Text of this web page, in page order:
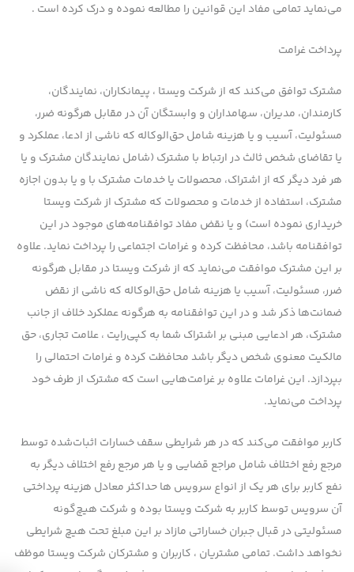
می‌نماید تمامی مفاد این قوانین را مطالعه نموده و درک کرده است .
پرداخت غرامت
مشترك توافق می‌كند كه از شرکت ویستا ، پیمانكاران، نمایندگان،
كارمندان، مدیران، سهامداران و وابستگان آن در مقابل هرگونه ضرر،
مسئولیت، آسیب و یا هزینه شامل حق‌الوکاله كه ناشی از ادعا، عملكرد و
یا تقاضای شخص ثالث در ارتباط با مشترك (شامل نمایندگان مشترك و یا
هر فرد دیگر كه از اشتراك، محصولات یا خدمات مشترك با و یا بدون اجازه
مشترك، استفاده از خدمات و محصولات كه مشترك از شرکت ویستا
خریداری نموده است) و یا نقض مفاد توافقنامه‌های موجود در این
توافقنامه باشد، محافظت كرده و غرامات اجتماعی را پرداخت نماید. علاوه
بر این مشترك موافقت می‌نماید كه از شرکت ویستا در مقابل هرگونه
ضرر، مسئولیت، آسیب یا هزینه شامل حق‌الوکاله كه ناشی از نقض
ضمانت‌ها ذكر شد و در این توافقنامه به هرگونه عملكرد خلاف از جانب
مشترك، هر ادعایی مبنی بر اشتراك شما به كپی‌رایت ، علامت تجاری، حق
مالكیت معنوی شخص دیگر باشد محافظت كرده و غرامات احتمالی را
بپردازد. این غرامات علاوه بر غرامت‌هایی است كه مشترك از طرف خود
پرداخت می‌نماید.
کاربر موافقت می‌کند كه در هر شرایطی سقف خسارات اثبات‌شده توسط
مرجع رفع اختلاف شامل مراجع قضایی و یا هر مرجع رفع اختلاف دیگر به
نفع کاربر برای هر یک از انواع سرویس ها حداکثر معادل هزینه پرداختی
آن سرویس توسط کاربر به شرکت ویستا بوده و شرکت هیچ‌گونه
مسئولیتی در قبال جبران خساراتی مازاد بر این مبلغ تحت هیچ شرایطی
نخواهد داشت. تمامی مشتریان ، کاربران و مشترکان شرکت ویستا موظف